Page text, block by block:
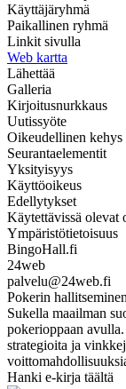
Käyttäjäryhmä
Paikallinen ryhmä
Linkit sivulla
Web kartta
Lähettää
Galleria
Kirjoitusnurkkaus
Uutissyöte
Oikeudellinen kehys
Seurantaelementit
Yksityisyys
Käyttöoikeus
Edellytykset
Käytettävissä olevat
Ympäristötietoisuus
BingoHall.fi
24web
palvelu@24web.fi
Pokerin
Sukella maailman
pokerioppaan
strategioita ja
Hanki e-kirja täältä